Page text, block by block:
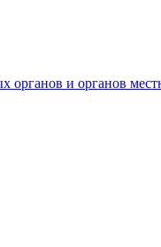
органов и органов